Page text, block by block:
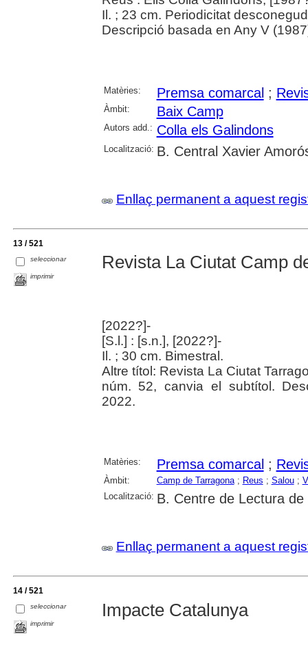
Il. ; 23 cm. Periodicitat
Descripció basada en Any V
Matèries: Premsa comarcal ;
Àmbit: Baix Camp
Autors add.: Colla els Galindons
Localització: B. Central Xavier
Enllaç permanent a aquest
13 / 521
seleccionar
imprimir
Revista La Ciutat Camp
[2022?]-
[S.l.] : [s.n.], [2022?]-
Il. ; 30 cm. Bimestral.
Altre títol: Revista La Ciutat
núm. 52, canvia el subtítol.
2022.
Matèries: Premsa comarcal ;
Àmbit: Camp de Tarragona; Reus ; Salou;
Localització: B. Centre de Lectura de
Enllaç permanent a aquest
14 / 521
seleccionar
imprimir
Impacte Catalunya